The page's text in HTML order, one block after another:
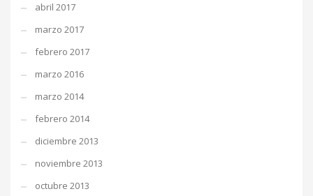
abril 2017
marzo 2017
febrero 2017
marzo 2016
marzo 2014
febrero 2014
diciembre 2013
noviembre 2013
octubre 2013